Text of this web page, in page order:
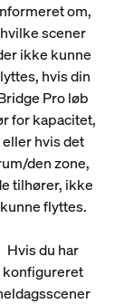
om,
hvilke scener
ikke kunne
hvis din
Pro løb
for kapacitet,
eller hvis det
den zone,
tilhører, ikke
kunne flyttes.
Hvis du har
konfigureret